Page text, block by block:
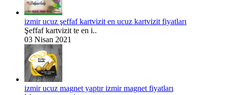
izmir ucuz şeffaf kartvizit en ucuz kartvizit fiyatları
Şeffaf kartvizit te en i..
03 Nisan 2021
izmir ucuz magnet yaptır izmir magnet fiyatları